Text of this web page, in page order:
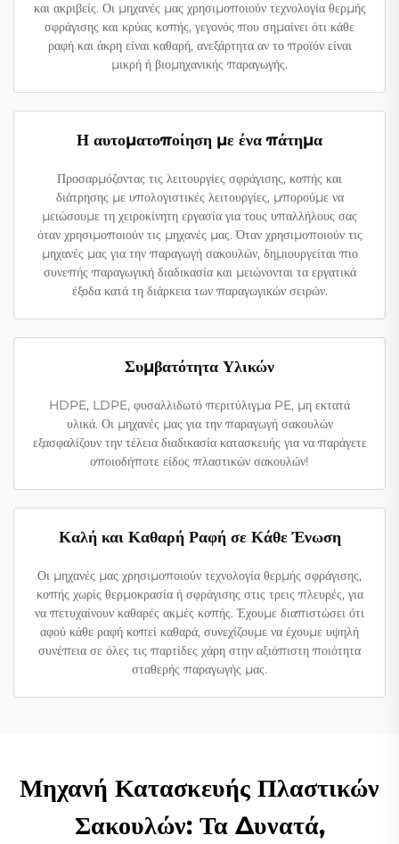
και ακριβείς. Οι μηχανές μας χρησιμοποιούν τεχνολογία θερμής
σφράγισης και κρύας κοπής, γεγονός που σημαίνει ότι κάθε
ραφή και άκρη είναι καθαρή, ανεξάρτητα αν το προϊόν είναι
μικρή ή βιομηχανικής παραγωγής.
Η αυτοματοποίηση με ένα πάτημα
Προσαρμόζοντας τις λειτουργίες σφράγισης, κοπής και
διάτρησης με υπολογιστικές λειτουργίες, μπορούμε να
μειώσουμε τη χειροκίνητη εργασία για τους υπαλλήλους σας
όταν χρησιμοποιούν τις μηχανές μας. Όταν χρησιμοποιούν τις
μηχανές μας για την παραγωγή σακουλών, δημιουργείται πιο
συνεπής παραγωγική διαδικασία και μειώνονται τα εργατικά
έξοδα κατά τη διάρκεια των παραγωγικών σειρών.
Συμβατότητα Υλικών
HDPE, LDPE, φυσαλλιδωτό περιτύλιγμα PE, μη εκτατά
υλικά. Οι μηχανές μας για την παραγωγή σακουλών
εξασφαλίζουν την τέλεια διαδικασία κατασκευής για να παράγετε
οποιοδήποτε είδος πλαστικών σακουλών!
Καλή και Καθαρή Ραφή σε Κάθε Ένωση
Οι μηχανές μας χρησιμοποιούν τεχνολογία θερμής σφράγισης,
κοπής χωρίς θερμοκρασία ή σφράγισης στις τρεις πλευρές, για
να πετυχαίνουν καθαρές ακμές κοπής. Έχουμε διαπιστώσει ότι
αφού κάθε ραφή κοπεί καθαρά, συνεχίζουμε να έχουμε υψηλή
συνέπεια σε όλες τις παρτίδες χάρη στην αξιόπιστη ποιότητα
σταθερής παραγωγής μας.
Μηχανή Κατασκευής Πλαστικών
Σακουλών: Τα Δυνατά,